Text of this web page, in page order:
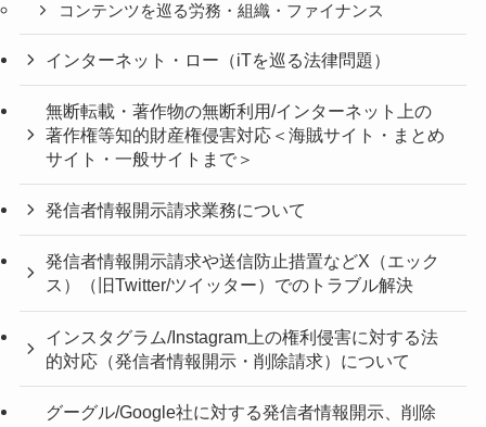
コンテンツを巡る労務・組織・ファイナンス
インターネット・ロー（iTを巡る法律問題）
無断転載・著作物の無断利用/インターネット上の
著作権等知的財産権侵害対応＜海賊サイト・まとめ
サイト・一般サイトまで＞
発信者情報開示請求業務について
発信者情報開示請求や送信防止措置などX（エック
ス）（旧Twitter/ツイッター）でのトラブル解決
インスタグラム/Instagram上の権利侵害に対する法
的対応（発信者情報開示・削除請求）について
グーグル/Google社に対する発信者情報開示、削除